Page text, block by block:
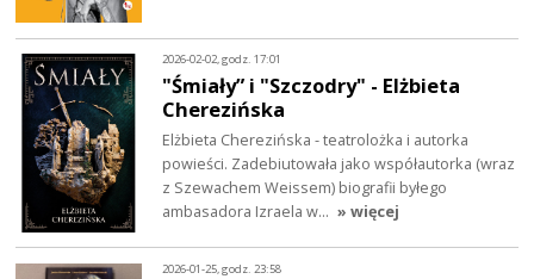
2026-02-02, godz. 17:01
"Śmiały” i "Szczodry" - Elżbieta
Cherezińska
Elżbieta Cherezińska - teatrolożka i autorka
powieści. Zadebiutowała jako współautorka (wraz
z Szewachem Weissem) biografii byłego
ambasadora Izraela w… » więcej
2026-01-25, godz. 23:58